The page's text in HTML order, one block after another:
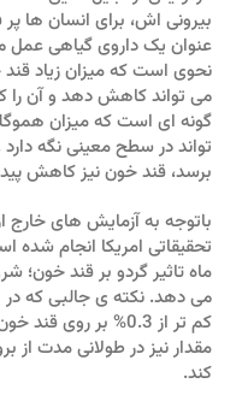
بیرونی اش، برای انسان ها
عنوان یک داروی گیاهی عمل
نحوی است که میزان زیاد
می تواند کاهش دهد و آن را
گونه ای است که میزان
تواند در سطح معینی نگه
برسد، قند خون نیز کاهش
باتوجه به آزمایش های خارج
ماه تاثیر گردو بر قند
می دهد. نکته ی جالبی که در
کم تر از 0.3% بر روی
مقدار نیز در طولانی مدت از
کند.